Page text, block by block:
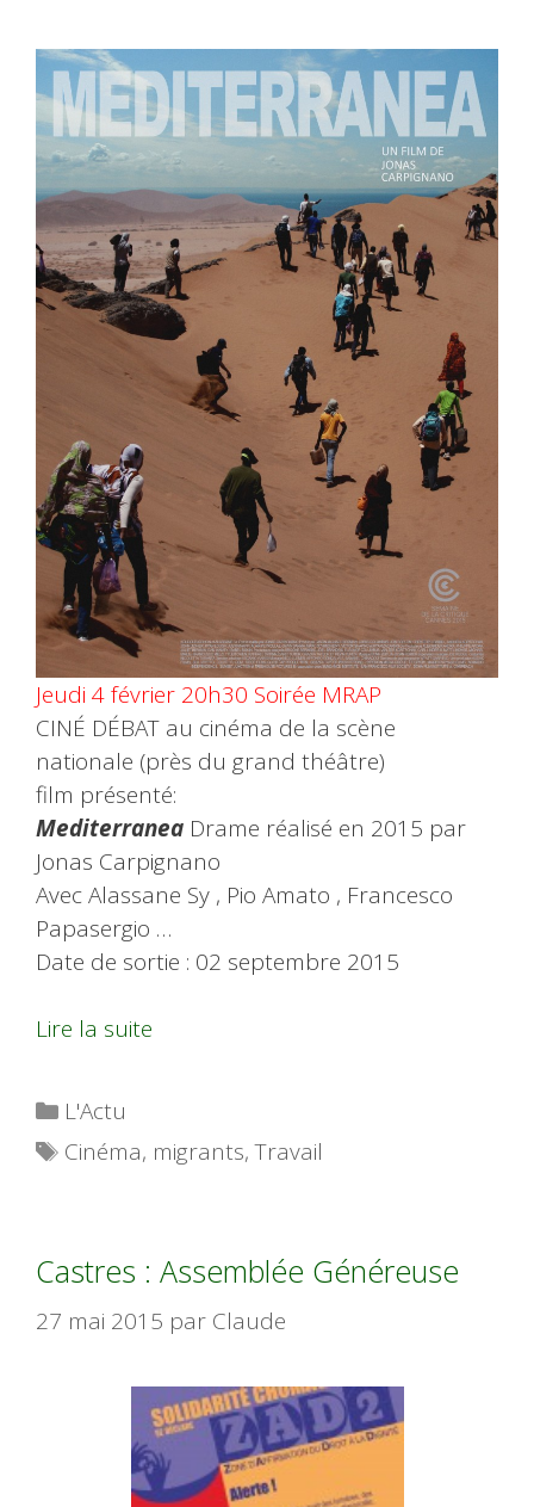
Jeudi 4 février 20h30 Soirée MRAP
CINÉ DÉBAT au cinéma de la scène
nationale (près du grand théâtre)
film présenté:
Mediterranea Drame réalisé en 2015 par
Jonas Carpignano
Avec Alassane Sy , Pio Amato , Francesco
Papasergio …
Date de sortie : 02 septembre 2015
Lire la suite
Catégories
L'Actu
Étiquettes
Cinéma, migrants,Travail
Castres : Assemblée Généreuse
27 mai 2015 par Claude